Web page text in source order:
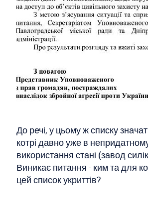
До речі, у цьому ж списку
котрі давно уже в
використання стані (завод
Виникає питання - ким та для
цей список укриттів?